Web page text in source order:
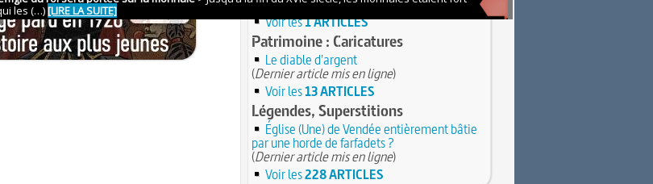
( Dernier article mis en ligne)
Voir les1 ARTICLES
Patrimoine : Caricatures
Le diable d'argent
(Dernier article mis en ligne)
Voir les13 ARTICLES
Légendes, Superstitions
Église (Une) de Vendée entièrement bâtie
par une horde de farfadets ?
(Dernier article mis en ligne)
Voir les228 ARTICLES